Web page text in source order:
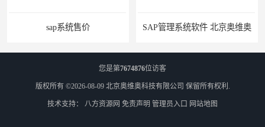
sap系统售价 SAP管理系统软件 北京奥维奥
您是第7674876位访客
版权所有 ©2026-08-09 北京奥维奥科技有限公司 保留所有权利.
技术支持： 八方资源网 免责声明 管理员入口 网站地图